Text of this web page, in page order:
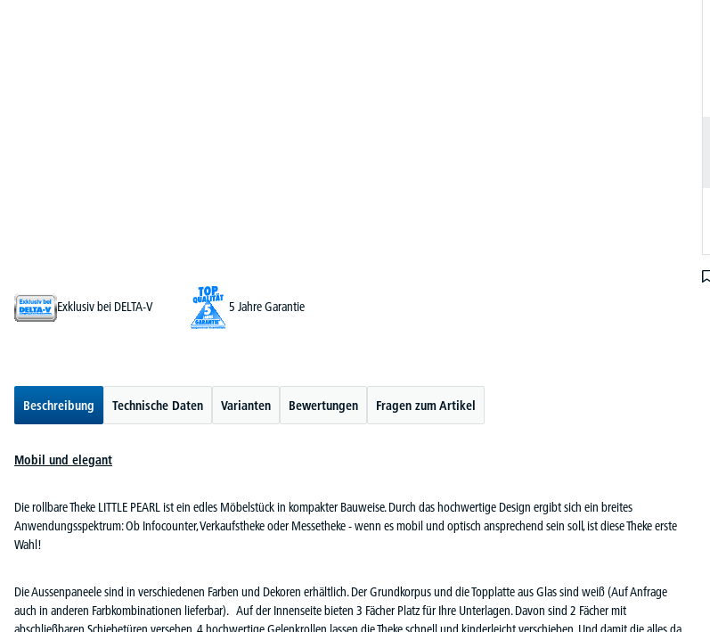
Exklusiv bei DELTA-V
5 Jahre Garantie
Beschreibung Technische Daten Varianten Bewertungen Fragen zum Artikel
Mobil und elegant
Die rollbare Theke LITTLE PEARL ist ein edles Möbelstück in kompakter Bauweise. Durch das hochwertige Design ergibt sich ein breites
Anwendungsspektrum: Ob Infocounter, Verkaufstheke oder Messetheke - wenn es mobil und optisch ansprechend sein soll, ist diese Theke erste
Wahl!
Die Aussenpaneele sind in verschiedenen Farben und Dekoren erhältlich. Der Grundkorpus und die Topplatte aus Glas sind weiß (Auf Anfrage
auch in anderen Farbkombinationen lieferbar). Auf der Innenseite bieten 3 Fächer Platz für Ihre Unterlagen. Davon sind 2 Fächer mit